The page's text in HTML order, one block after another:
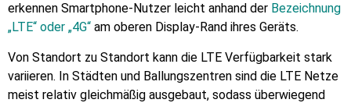
erkennen Smartphone-Nutzer leicht anhand der Bezeichnung
„LTE“ oder „4G“ am oberen Display-Rand ihres Geräts.
Von Standort zu Standort kann die LTE Verfügbarkeit stark
variieren. In Städten und Ballungszentren sind die LTE Netze
meist relativ gleichmäßig ausgebaut, sodass überwiegend